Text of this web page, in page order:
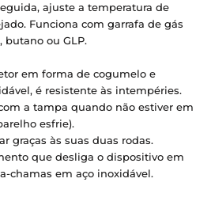
ajuste a temperatura de
Funciona com garrafa de gás
butano ou GLP.
em forma de cogumelo e
é resistente às intempéries.
a tampa quando não estiver em
esfrie).
graças às suas duas rodas.
que desliga o dispositivo em
chamas em aço inoxidável.